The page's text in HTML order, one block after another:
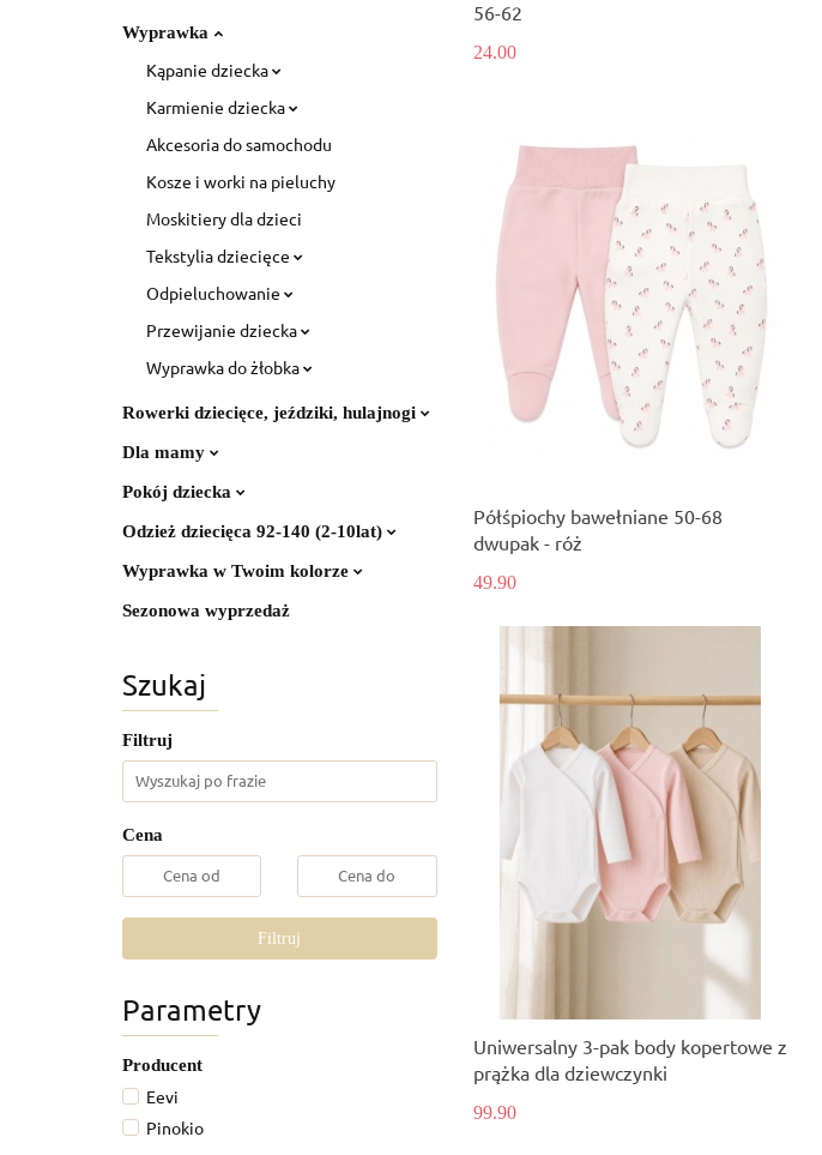
Wyprawka
Kąpanie dziecka
Karmienie dziecka
Akcesoria do samochodu
Kosze i worki na pieluchy
Moskitiery dla dzieci
Tekstylia dziecięce
Odpieluchowanie
Przewijanie dziecka
Wyprawka do żłobka
Rowerki dziecięce, jeździki, hulajnogi
Dla mamy
Pokój dziecka
Odzież dziecięca 92-140 (2-10lat)
Wyprawka w Twoim kolorze
Sezonowa wyprzedaż
Szukaj
Filtruj
Cena
Filtruj
Parametry
Producent
Eevi
Pinokio
56-62
24.00
Półśpiochy bawełniane 50-68
dwupak - róż
49.90
Uniwersalny 3-pak body kopertowe z
prążka dla dziewczynki
99.90